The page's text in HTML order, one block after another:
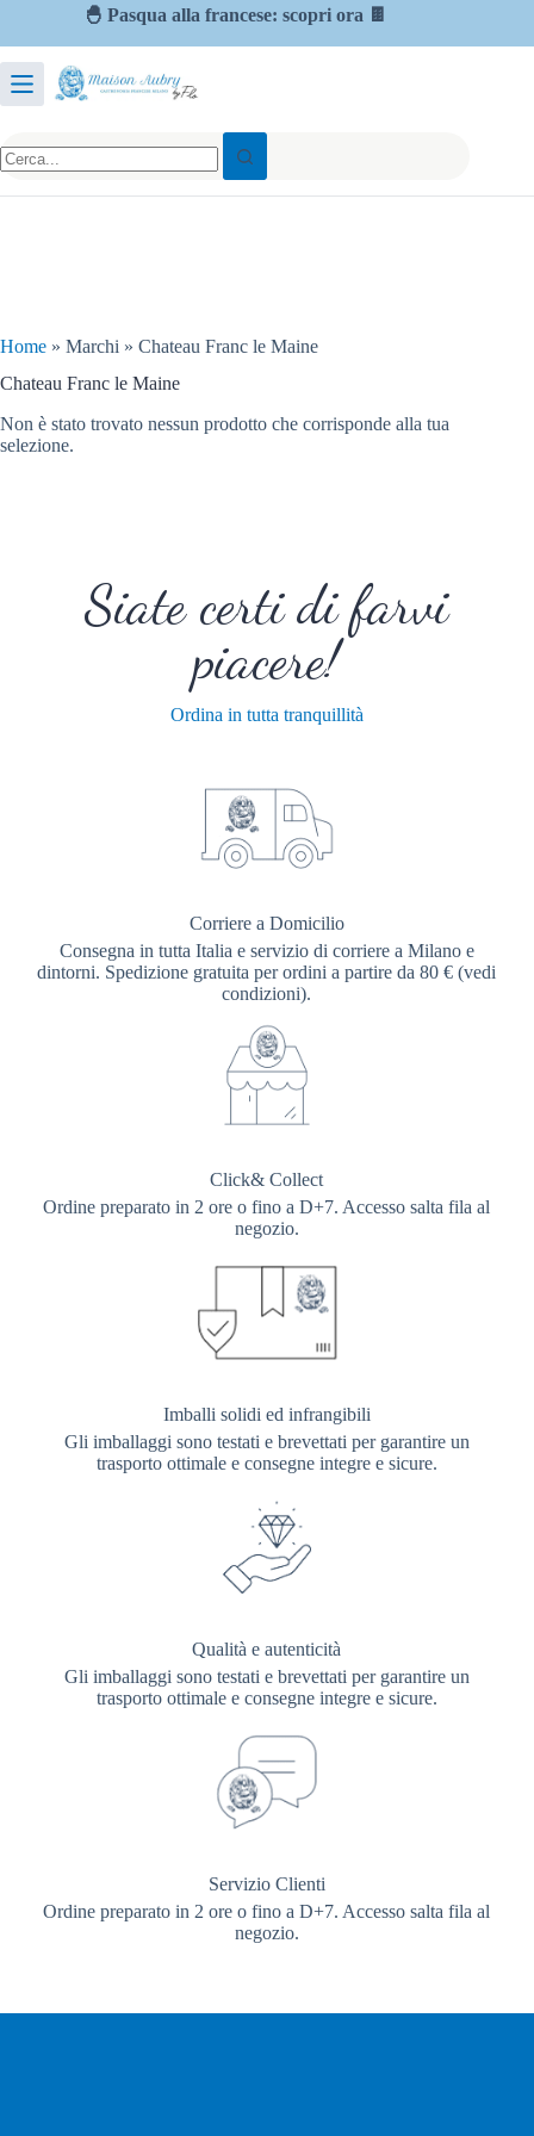
🐣 Pasqua alla francese: scopri ora 🍫
Home » Marchi » Chateau Franc le Maine
Chateau Franc le Maine
Non è stato trovato nessun prodotto che corrisponde alla tua
selezione.
Siate certi di farvi
piacere!
Ordina in tutta tranquillità
Corriere a Domicilio
Consegna in tutta Italia e servizio di corriere a Milano e
dintorni. Spedizione gratuita per ordini a partire da 80 € (vedi
condizioni).
Click& Collect
Ordine preparato in 2 ore o fino a D+7. Accesso salta fila al
negozio.
Imballi solidi ed infrangibili
Gli imballaggi sono testati e brevettati per garantire un
trasporto ottimale e consegne integre e sicure.
Qualità e autenticità
Gli imballaggi sono testati e brevettati per garantire un
trasporto ottimale e consegne integre e sicure.
Servizio Clienti
Ordine preparato in 2 ore o fino a D+7. Accesso salta fila al
negozio.